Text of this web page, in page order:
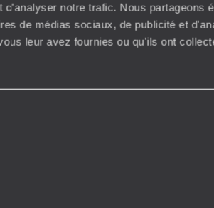
d'analyser notre trafic. Nous partageons
de médias sociaux, de publicité et
leur avez fournies ou qu'ils ont
extraordinaryjourneys.com